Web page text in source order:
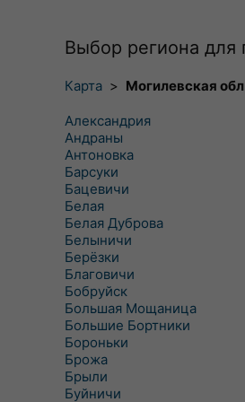
Выбор региона для
Карта > Могилевская
Александрия
Андраны
Антоновка
Барсуки
Бацевичи
Белая
Белая Дуброва
Белыничи
Берёзки
Благовичи
Бобруйск
Большая Мощаница
Большие Бортники
Бороньки
Брожа
Брыли
Буйничи